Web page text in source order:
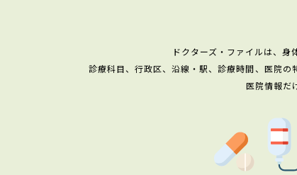
ドクターズ・ファイルは、
診療科目、行政区、沿線・駅、診療時間、医院の
医院情報だ